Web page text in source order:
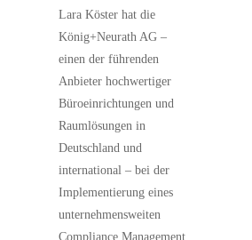
Lara Köster hat die
König+Neurath AG –
einen der führenden
Anbieter hochwertiger
Büroeinrichtungen und
Raumlösungen in
Deutschland und
international – bei der
Implementierung eines
unternehmensweiten
Compliance Management